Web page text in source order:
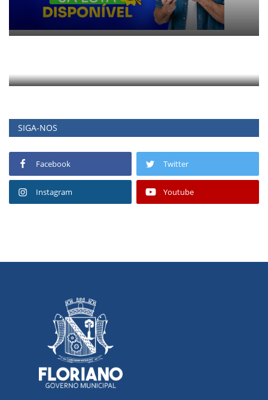
SIGA-NOS
Facebook Twitter
Instagram Youtube